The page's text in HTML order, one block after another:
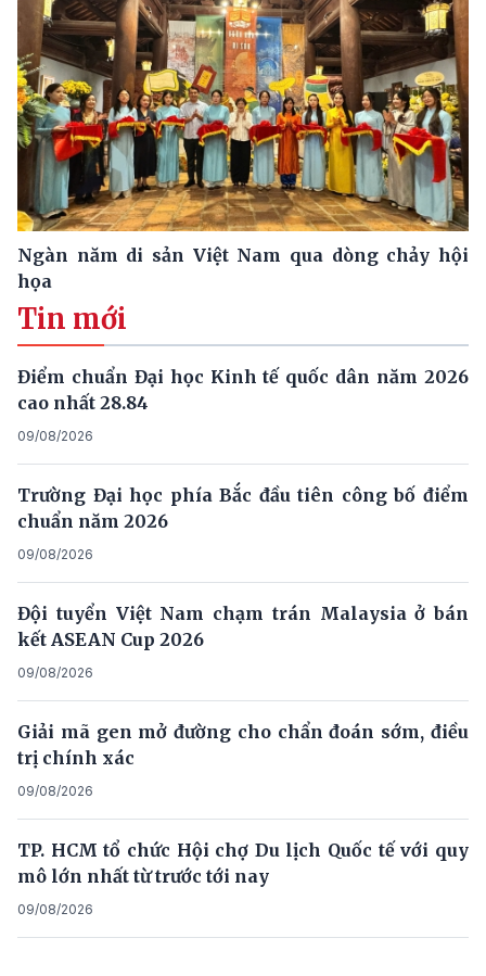
Ngàn năm di sản Việt Nam qua dòng chảy hội
họa
Tin mới
Điểm chuẩn Đại học Kinh tế quốc dân năm 2026
cao nhất 28.84
09/08/2026
Trường Đại học phía Bắc đầu tiên công bố điểm
chuẩn năm 2026
09/08/2026
Đội tuyển Việt Nam chạm trán Malaysia ở bán
kết ASEAN Cup 2026
09/08/2026
Giải mã gen mở đường cho chẩn đoán sớm, điều
trị chính xác
09/08/2026
TP. HCM tổ chức Hội chợ Du lịch Quốc tế với quy
mô lớn nhất từ trước tới nay
09/08/2026